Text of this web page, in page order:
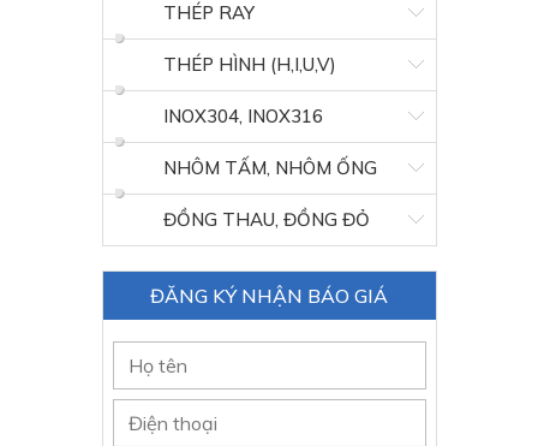
THÉP RAY
THÉP HÌNH (H,I,U,V)
INOX304, INOX316
NHÔM TẤM, NHÔM ỐNG
ĐỒNG THAU, ĐỒNG ĐỎ
ĐĂNG KÝ NHẬN BÁO GIÁ